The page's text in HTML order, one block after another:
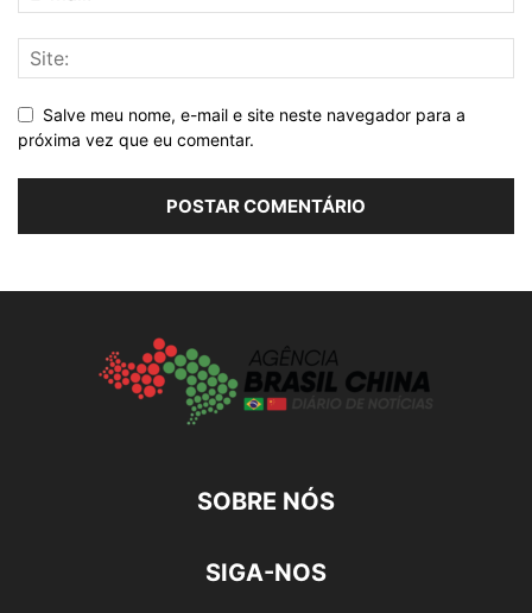
Salve meu nome, e-mail e site neste navegador para a
próxima vez que eu comentar.
SOBRE NÓS
SIGA-NOS